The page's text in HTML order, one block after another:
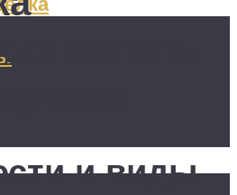
петель
и виды